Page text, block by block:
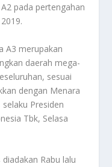
pada pertengahan
A3 merupakan
daerah mega-
sesuai
dengan Menara
Presiden
Tbk, Selasa
Rabu lalu